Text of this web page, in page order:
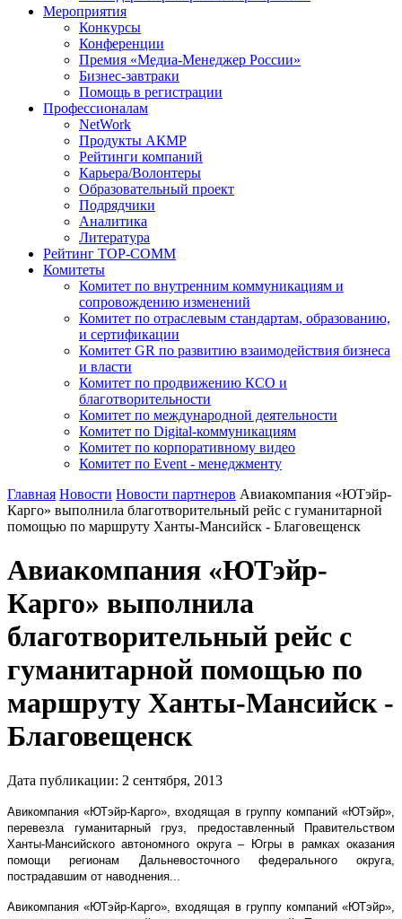
Мероприятия
Конкурсы
Конференции
Премия «Медиа-Менеджер России»
Бизнес-завтраки
Помощь в регистрации
Профессионалам
NetWork
Продукты АКМР
Рейтинги компаний
Карьера/Волонтеры
Образовательный проект
Подрядчики
Аналитика
Литература
Рейтинг TOP-COMM
Комитеты
Комитет по внутренним коммуникациям и
сопровождению изменений
Комитет по отраслевым стандартам, образованию,
и сертификации
Комитет GR по развитию взаимодействия бизнеса
и власти
Комитет по продвижению КСО и
благотворительности
Комитет по международной деятельности
Комитет по Digital-коммуникациям
Комитет по корпоративному видео
Комитет по Event - менеджменту
Главная Новости Новости партнеров Авиакомпания «ЮТэйр-
Карго» выполнила благотворительный рейс с гуманитарной
помощью по маршруту Ханты-Мансийск - Благовещенск
Авиакомпания «ЮТэйр-
Карго» выполнила
благотворительный рейс с
гуманитарной помощью по
маршруту Ханты-Мансийск -
Благовещенск
Дата публикации: 2 сентября, 2013
Авикомпания «ЮТэйр-Карго», входящая в группу компаний «ЮТэйр»,
перевезла гуманитарный груз, предоставленный Правительством
Ханты-Мансийского автономного округа – Югры в рамках оказания
помощи регионам Дальневосточного федерального округа,
пострадавшим от наводнения...
Авикомпания «ЮТэйр-Карго», входящая в группу компаний «ЮТэйр»,